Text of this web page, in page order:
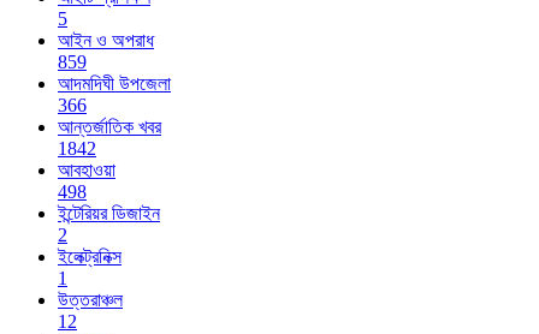
5
আইন ও অপরাধ
859
আদমদিঘী উপজেলা
366
আন্তর্জাতিক খবর
1842
আবহাওয়া
498
ইন্টেরিয়র ডিজাইন
2
ইলেক্ট্রনিক্স
1
উত্তরাঞ্চল
12